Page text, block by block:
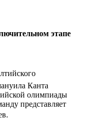
этапе
Канта
олимпиады
представляет